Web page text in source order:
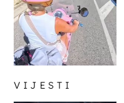
VIJESTI